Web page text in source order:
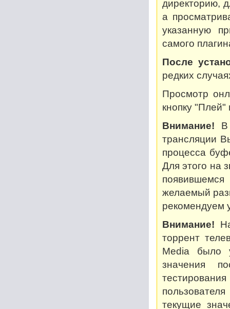
директорию,
а
указанную
самого
После
редких
Просмотр
кнопку
Внимание! В
трансляции
процесса
Для этого на
желаемый
рекомендуем
Внимание!
торрент
Media было
значения
текущие